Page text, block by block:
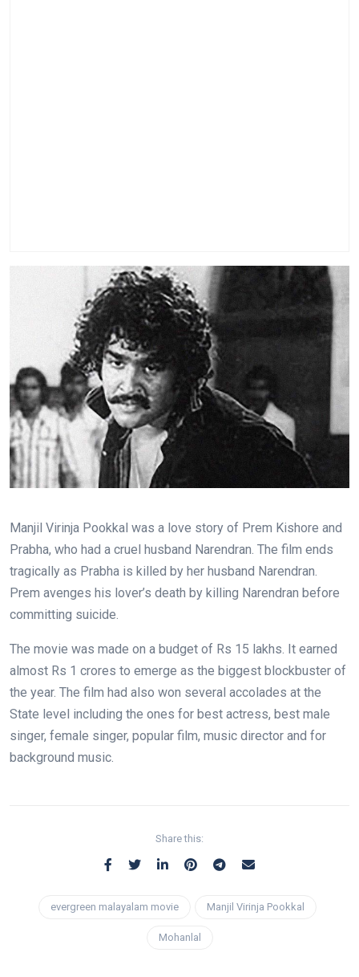
Manjil Virinja Pookkal was a love story of Prem Kishore and
Prabha, who had a cruel husband Narendran. The film ends
tragically as Prabha is killed by her husband Narendran.
Prem avenges his lover’s death by killing Narendran before
committing suicide.
The movie was made on a budget of Rs 15 lakhs. It earned
almost Rs 1 crores to emerge as the biggest blockbuster of
the year. The film had also won several accolades at the
State level including the ones for best actress, best male
singer, female singer, popular film, music director and for
background music.
Share this:
evergreen malayalam movie Manjil Virinja Pookkal
Mohanlal